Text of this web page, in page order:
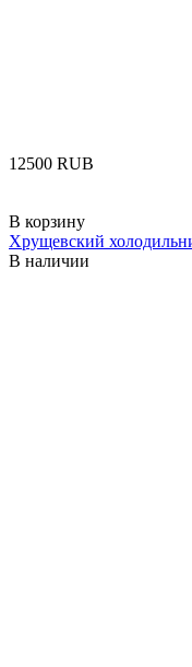
‍12500‍ RUB
В корзину
Хрущевский
В наличии